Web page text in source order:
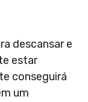
descansar e
estar
conseguirá
um